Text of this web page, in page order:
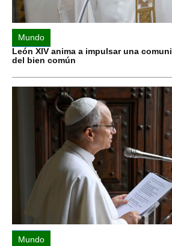
Mundo
León XIV anima a impulsar una
del bien común
Mundo